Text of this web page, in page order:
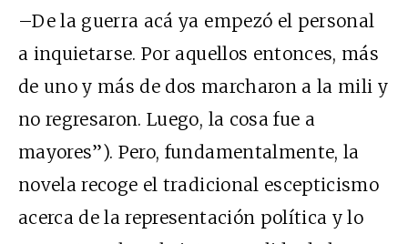
–De la guerra acá ya empezó el personal
a inquietarse. Por aquellos entonces, más
de uno y más de dos marcharon a la mili y
no regresaron. Luego, la cosa fue a
mayores”). Pero, fundamentalmente, la
novela recoge el tradicional escepticismo
acerca de la representación política y lo